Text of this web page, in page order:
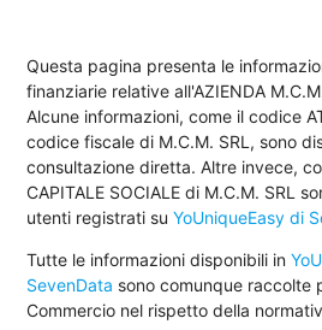
Questa pagina presenta le
finanziarie relative all'AZIENDA
Alcune informazioni, come il codice
codice fiscale di M.C.M. SRL, sono
consultazione diretta. Altre invece,
CAPITALE SOCIALE di M.C.M. SRL
utenti registrati suYoUniqueEasy di
Tutte le informazioni disponibili in
SevenData sono comunque raccolte
Commercio nel rispetto della